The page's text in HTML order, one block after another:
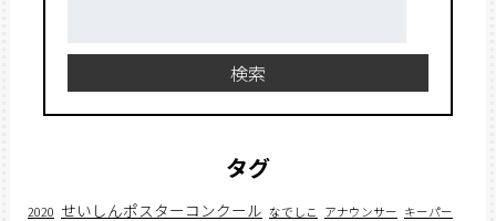
検索
タグ
2020 せいしんポスターコンクール なでしこ アナウンサー キーパー